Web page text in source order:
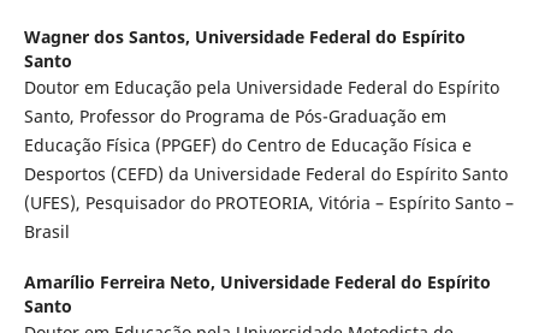
Wagner dos Santos, Universidade Federal do Espírito
Santo
Doutor em Educação pela Universidade Federal do Espírito
Santo, Professor do Programa de Pós-Graduação em
Educação Física (PPGEF) do Centro de Educação Física e
Desportos (CEFD) da Universidade Federal do Espírito Santo
(UFES), Pesquisador do PROTEORIA, Vitória – Espírito Santo –
Brasil
Amarílio Ferreira Neto, Universidade Federal do Espírito
Santo